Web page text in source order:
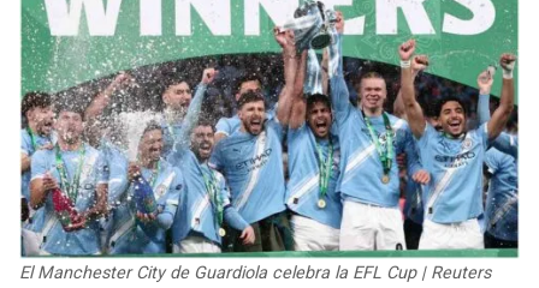
OTRAS LIGAS
BROWNS
STEELERS
TEXANS
COLTS
JAGUARS
HAWKS
HORNETS
HEAT
MAGIC
WIZARDS
El Manchester City de Guardiola celebra la EFL Cup | Reuters